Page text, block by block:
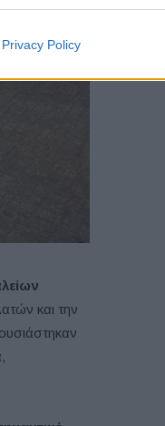
Privacy Policy
και την